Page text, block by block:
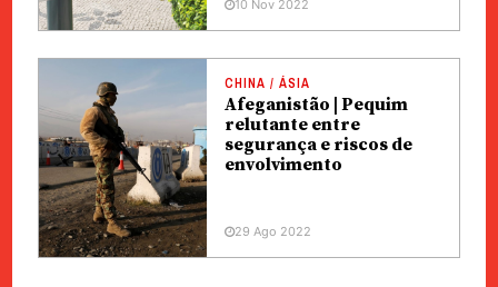
10 Nov 2022
CHINA / ÁSIA
Afeganistão | Pequim
relutante entre
segurança e riscos de
envolvimento
29 Ago 2022